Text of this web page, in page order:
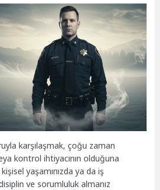
karşılaşmak, çoğu zaman
kontrol ihtiyacının olduğuna
yaşamınızda ya da iş
ve sorumluluk almanız